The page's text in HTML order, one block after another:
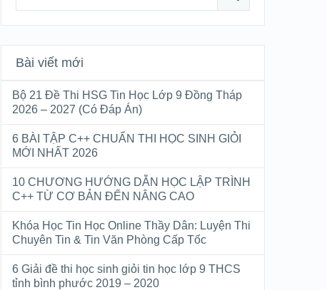
Bài viết mới
Bộ 21 Đề Thi HSG Tin Học Lớp 9 Đồng Tháp
2026 – 2027 (Có Đáp Án)
6 BÀI TẬP C++ CHUẨN THI HỌC SINH GIỎI
MỚI NHẤT 2026
10 CHƯƠNG HƯỚNG DẪN HỌC LẬP TRÌNH
C++ TỪ CƠ BẢN ĐẾN NÂNG CAO
Khóa Học Tin Học Online Thầy Dân: Luyện Thi
Chuyên Tin & Tin Văn Phòng Cấp Tốc
6 Giải đề thi học sinh giỏi tin học lớp 9 THCS
tỉnh bình phước 2019 – 2020